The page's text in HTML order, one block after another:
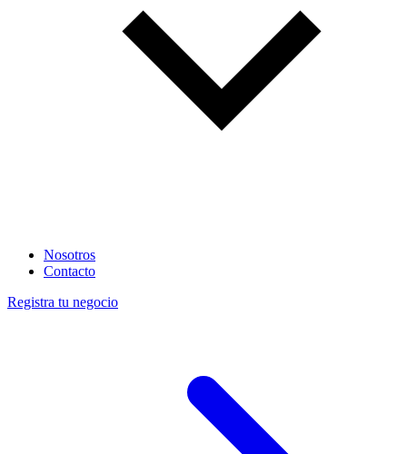
Nosotros
Contacto
Registra tu negocio